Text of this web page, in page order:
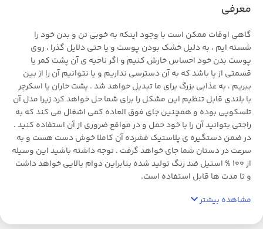
معرفی
گاهی اوقات ممکن است با وجود اینکه به خوبی تن و بدن خود را
شسته ایم ، به دلیل خشک بودن پوست و یا حتی دلایل گذرا ، روی
پوست بدن خود احساس خارش کنیم و اگر ناحیه ی آن پشت کمر یا
قسمتی از پا باشد که به آن دسترسی نداریم و یا نتوانیم آن را از بین
ببریم ، به عذابی بزرگ برای ما تبدیل خواهد شد . پشت خاران یا اسکرچر
با بلندی قابل تنظیم این مشکل را برای شما حل خواهد کرد زیرا مدل آن
تلسکوپی بوده و همچنین جای فوق العاده کمی اشغال می کند که به
راحتی بتوانید آن را با خود حمل و در مواقع ضروری از آن استفاده کنید .
در ضمن دستگیره ی پلاستیک فشرده آن کاملا خوش دست هست و به
سرعت در دستان شما جای خواهد گرفت . توجه داشته باشید این وسیله
از 100 % استیل ضد زنگ تولید شده بنابراین دوام بالایی خواهد داشت
و تا مدت ها قابل استفاده است.
مشاهده بیشتر